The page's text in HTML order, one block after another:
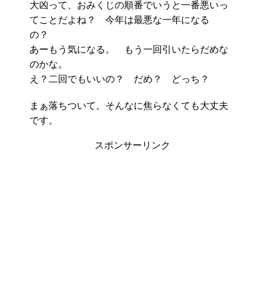
大凶って、おみくじの順番でいうと一番悪いっ
てことだよね？ 今年は最悪な一年になる
の？
あーもう気になる。 もう一回引いたらだめな
のかな。
え？二回でもいいの？ だめ？ どっち？
まぁ落ちついて。そんなに焦らなくても大丈夫
です。
スポンサーリンク